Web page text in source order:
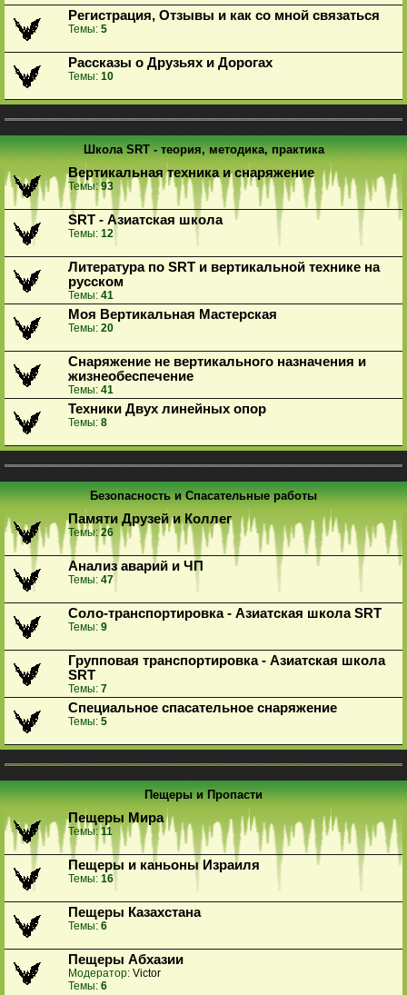
Регистрация, Отзывы и как со мной связаться
Темы: 5
Рассказы о Друзьях и Дорогах
Темы: 10
Школа SRT - теория, методика, практика
Вертикальная техника и снаряжение
Темы:93
SRT - Азиатская школа
Темы: 12
Литература по SRT и вертикальной технике на
русском
Темы: 41
Моя Вертикальная Мастерская
Темы: 20
Снаряжение не вертикального назначения и
жизнеобеспечение
Темы: 41
Техники Двух линейных опор
Темы: 8
Безопасность и Спасательные работы
Памяти Друзей и Коллег
Темы:26
Анализ аварий и ЧП
Темы: 47
Соло-транспортировка - Азиатская школа SRT
Темы: 9
Групповая транспортировка - Азиатская школа
SRT
Темы: 7
Специальное спасательное снаряжение
Темы: 5
Пещеры и Пропасти
Пещеры Мира
Темы:11
Пещеры и каньоны Израиля
Темы: 16
Пещеры Казахстана
Темы: 6
Пещеры Абхазии
Модератор: Victor
Темы: 6